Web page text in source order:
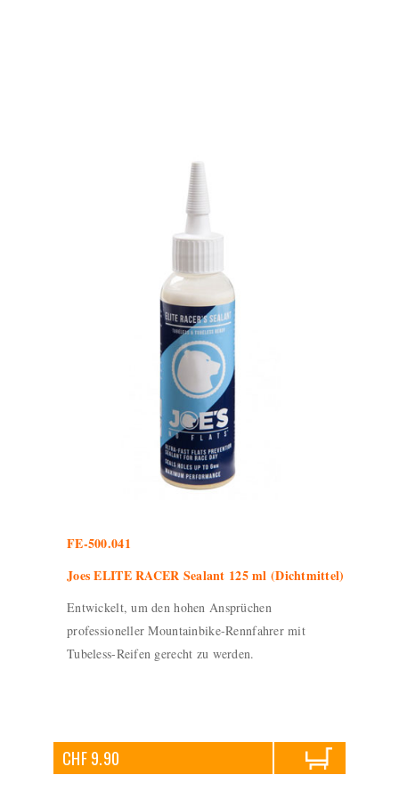
FE-500.041
Joes ELITE RACER Sealant 125 ml (Dichtmittel)
Entwickelt, um den hohen Ansprüchen
professioneller Mountainbike-Rennfahrer mit
Tubeless-Reifen gerecht zu werden.
CHF 9.90